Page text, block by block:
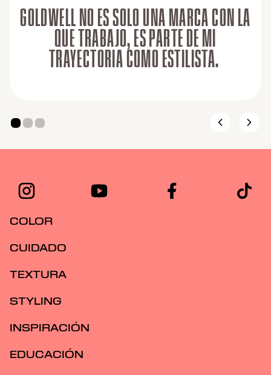
GOLDWELL NO ES SOLO UNA MARCA CON LA
QUE TRABAJO, ES PARTE DE MI
TRAYECTORIA COMO ESTILISTA.
COLOR
CUIDADO
TEXTURA
STYLING
INSPIRACIÓN
EDUCACIÓN